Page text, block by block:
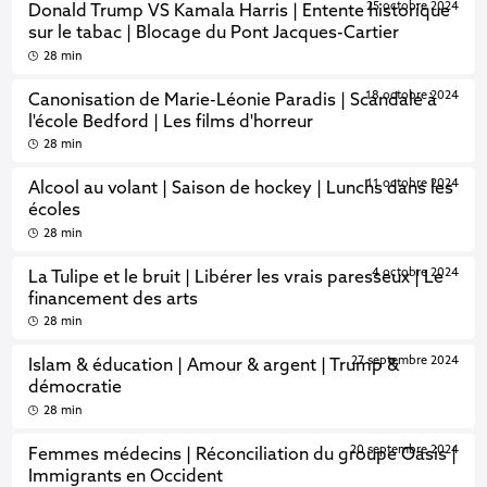
Donald Trump VS Kamala Harris | Entente historique
sur le tabac | Blocage du Pont Jacques-Cartier
25 octobre 2024
28 min
Canonisation de Marie-Léonie Paradis | Scandale à
l'école Bedford | Les films d'horreur
18 octobre 2024
28 min
Alcool au volant | Saison de hockey | Lunchs dans les
écoles
11 octobre 2024
28 min
La Tulipe et le bruit | Libérer les vrais paresseux | Le
financement des arts
4 octobre 2024
28 min
Islam & éducation | Amour & argent | Trump &
démocratie
27 septembre 2024
28 min
Femmes médecins | Réconciliation du groupe Oasis |
Immigrants en Occident
20 septembre 2024